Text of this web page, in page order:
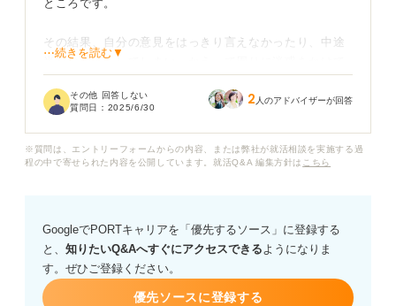
ところです。
その結果、自分の意見をはっきり言えなかったり、中途
半端な対応をしてしまい、かえって周りに迷惑をかけて
ょうか？ 主体性がないとか、責任感がないといったマイ
伝えれば、ネガティブな印象を最小限に抑えられます
か？
⋯続きを読む▼
その他 回答しない
質問日： 2025/6/30 2 人のアドバイザーが回答
※質問は、エントリーフォームからの内容、または弊社が就活相談を実施する過
程の中で寄せられた内容を公開しています。就活Q&A 編集方針は こちら
GoogleでPORTキャリアを「優先するソース」に登録する
と、 知りたいQ&Aへすぐにアクセスできるようになりま
す。ぜひご登録ください。
優先ソースに登録する